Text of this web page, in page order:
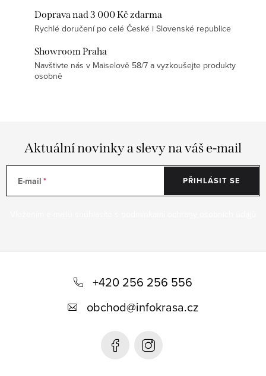
Doprava nad 3 000 Kč zdarma
Rychlé doručení po celé České i Slovenské republice
Showroom Praha
Navštivte nás v Maiselově 58/7 a vyzkoušejte produkty
osobně
Aktuální novinky a slevy na váš e-mail
E-mail PŘIHLÁSIT SE
+420 256 256 556
obchod@infokrasa.cz